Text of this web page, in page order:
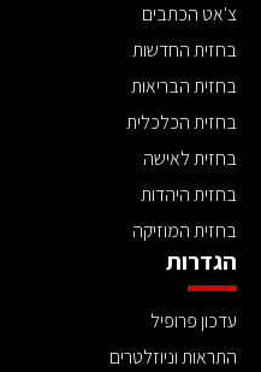
צ'אט הכתבים
בחזית החדשות
בחזית הבריאות
בחזית הכלכלית
בחזית לאישה
בחזית היהדות
בחזית המוזיקה
הגדרות
עדכון פרופיל
התראות וניוזלטרים